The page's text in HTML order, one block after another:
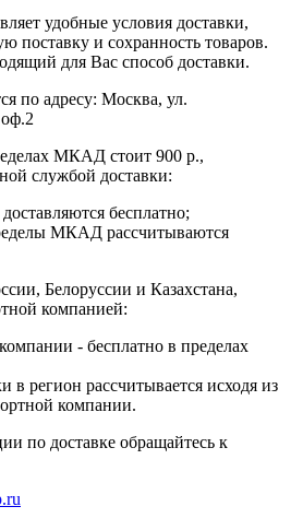
удобные условия доставки,
поставку и сохранность товаров.
для Вас способ доставки.
по адресу: Москва, ул.
МКАД стоит 900 р.,
службой доставки:
бесплатно;
МКАД рассчитываются
Белоруссии и Казахстана,
компанией:
- бесплатно в пределах
в регион рассчитывается исходя из
компании.
по доставке обращайтесь к